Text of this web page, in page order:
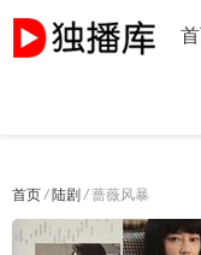
首页 / 陆剧 / 蔷薇风暴